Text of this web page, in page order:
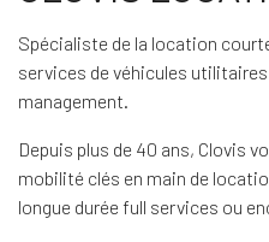
Spécialiste de la location
services de véhicules
management.
Depuis plus de 40 ans, Clovis
mobilité clés en main de
longue durée full services ou